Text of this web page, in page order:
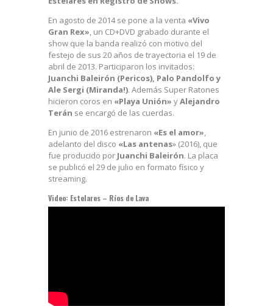
En agosto de 2014 se pone a la venta «Vivo
Gran Rex», un CD+DVD grabado durante el
show que la banda realizó con motivo del
festejo de sus 20 años de trayectoria el 19 de
abril de 2013. Participaron los invitados:
Juanchi Baleirón (Pericos), Palo Pandolfo y
Ale Sergi (Miranda!). Además Super Ratones
hicieron coros en «Playa Unión» yAlejandro
Terán se encargó de las cuerdas.
En junio de 2016 estrenaron «Es el amor»,
adelanto del disco «Las antenas» (2016), que
fue producido por Juanchi Baleirón. La placa
se publicó el 29 de julio en formato físico y
streaming.
Video: Estelares – Ríos de Lava